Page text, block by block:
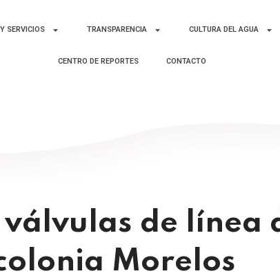
SERVICIOS TRANSPARENCIA CULTURA DEL AGUA
CENTRO DE REPORTES CONTACTO
de línea
Morelos